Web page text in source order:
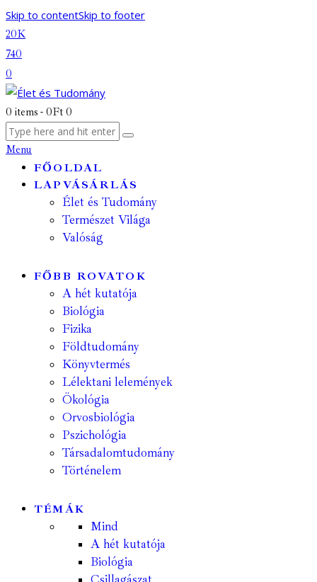
Skip to contentSkip to footer
20K
740
0
0 items - 0Ft 0
Menu
FŐOLDAL
LAPVÁSÁRLÁS
Élet és Tudomány
Természet Világa
Valóság
FŐBB ROVATOK
A hét kutatója
Biológia
Fizika
Földtudomány
Könyvtermés
Lélektani lelemények
Ökológia
Orvosbiológia
Pszichológia
Társadalomtudomány
Történelem
TÉMÁK
Mind
A hét kutatója
Biológia